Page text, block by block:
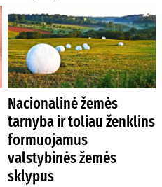
Nacionalinė žemės
tarnyba ir toliau ženklins
formuojamus
valstybinės žemės
sklypus